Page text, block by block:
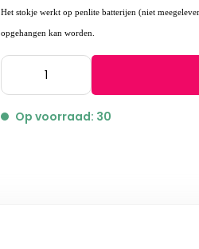
Het stokje werkt op penlite batterijen (niet
opgehangen kan worden.
Op voorraad: 30